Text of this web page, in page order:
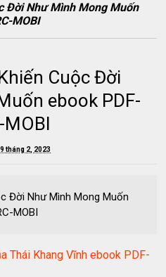
Đời Như Mình Mong Muốn
MOBI
Cuộc Đời
ebook PDF-
MOBI
tháng 2, 2023
Đời Như Mình Mong Muốn
MOBI
Thái Khang Vĩnh ebook PDF-